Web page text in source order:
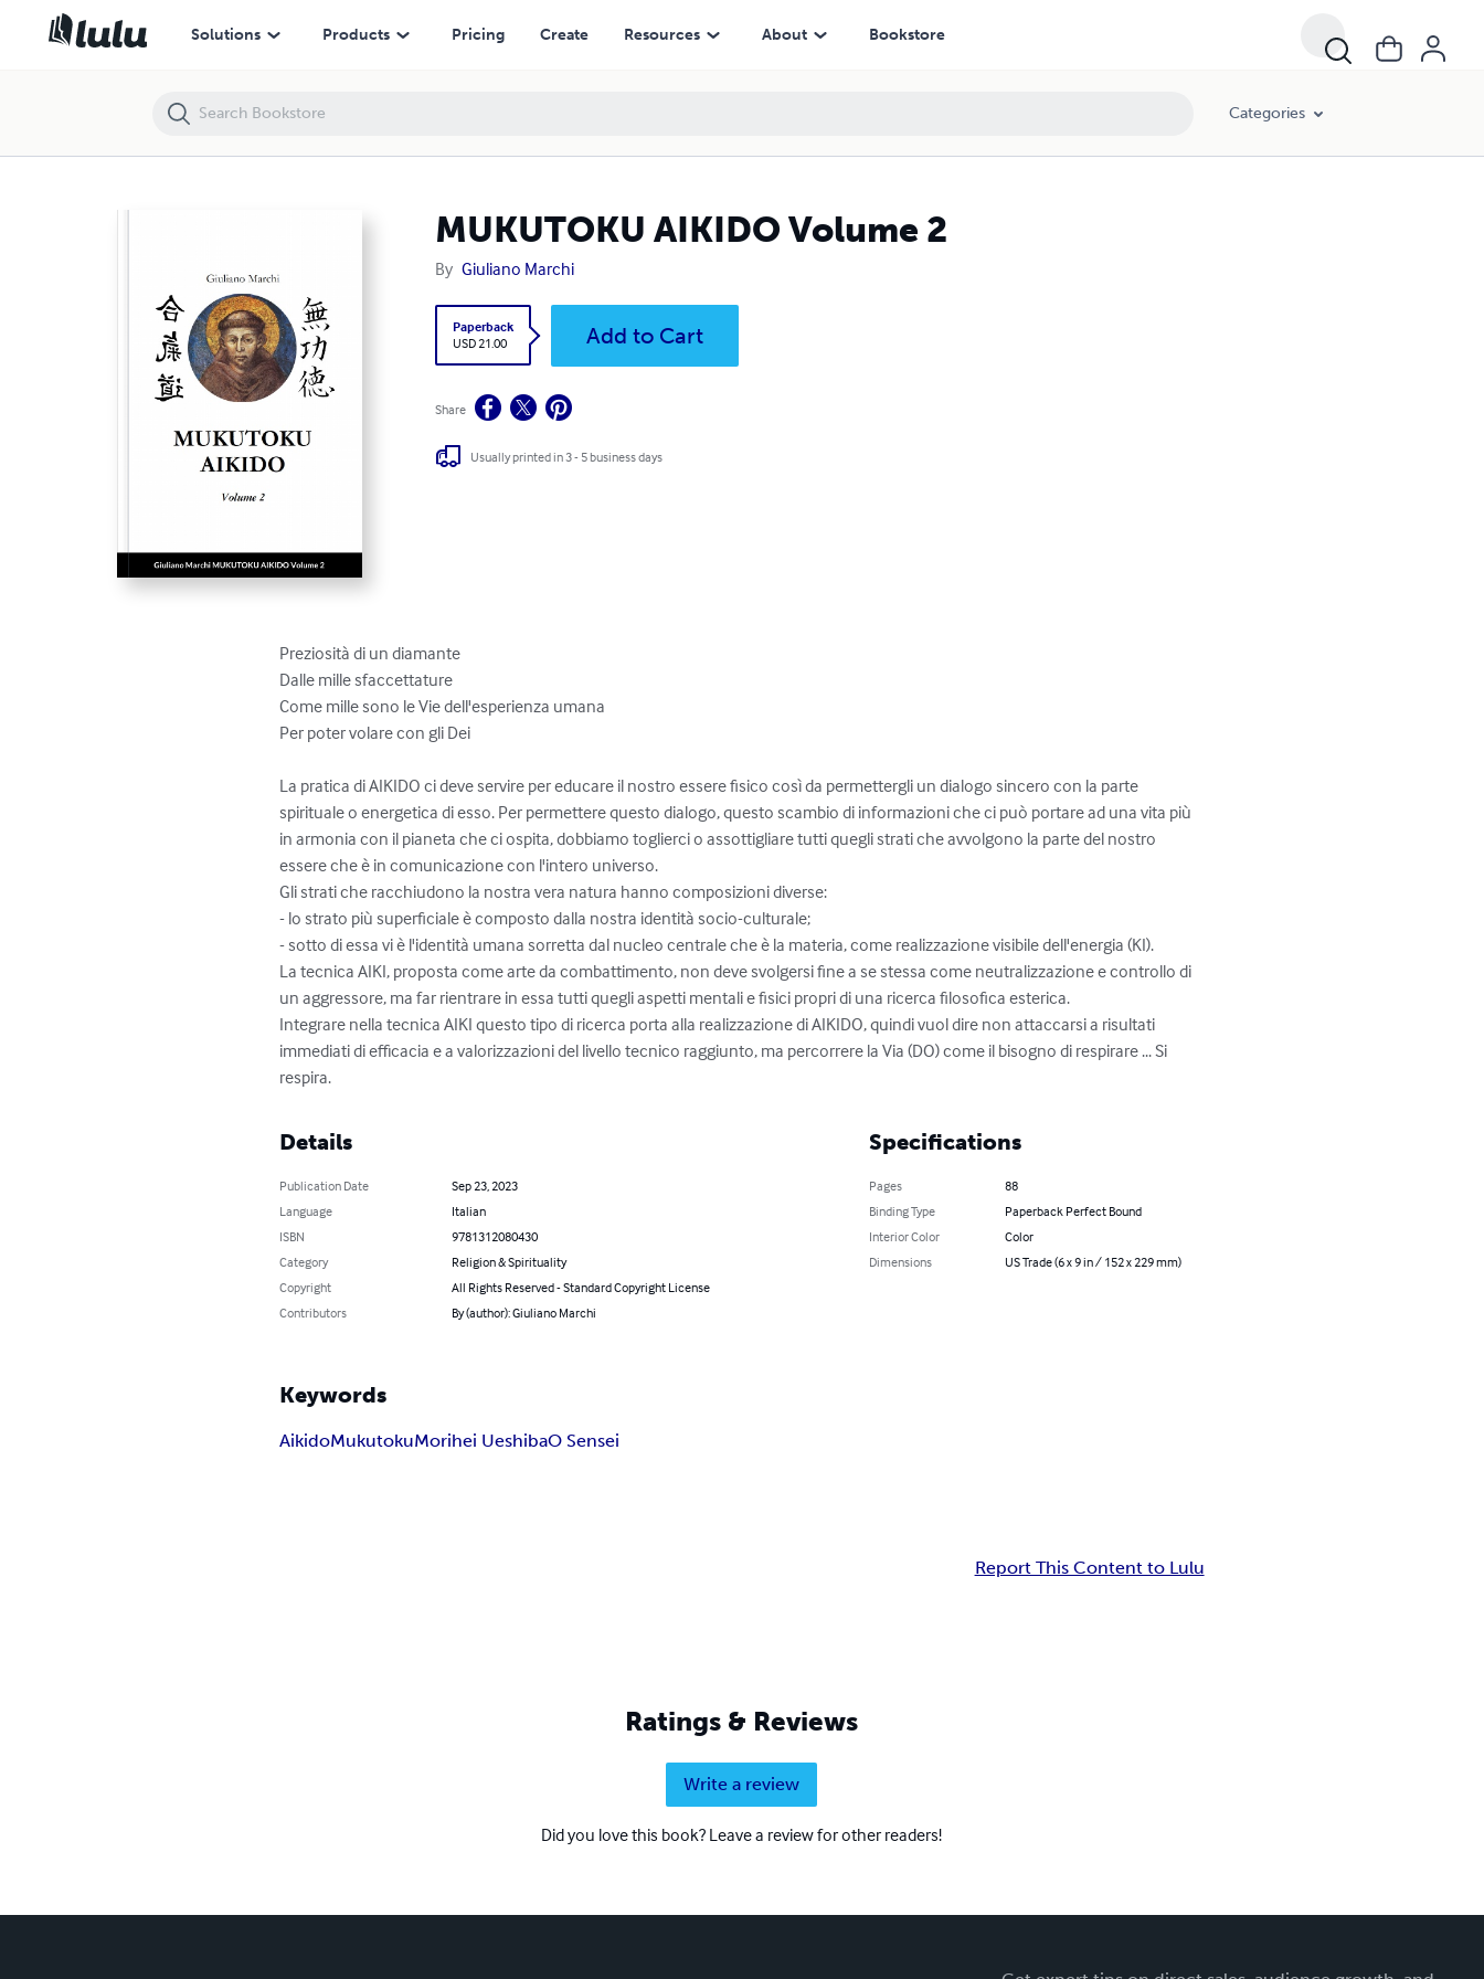
Solutions Products Pricing Create Resources About Bookstore
Categories
MUKUTOKU AIKIDO Volume 2
By Giuliano Marchi
Paperback
USD 21.00
Add to Cart
Share
Usually printed in 3 - 5 business days
Preziosità di un diamante
Dalle mille sfaccettature
Come mille sono le Vie dell'esperienza umana
Per poter volare con gli Dei
La pratica di AIKIDO ci deve servire per educare il nostro essere fisico così da permettergli un dialogo sincero con la parte
spirituale o energetica di esso. Per permettere questo dialogo, questo scambio di informazioni che ci può portare ad una vita più
in armonia con il pianeta che ci ospita, dobbiamo toglierci o assottigliare tutti quegli strati che avvolgono la parte del nostro
essere che è in comunicazione con l'intero universo.
Gli strati che racchiudono la nostra vera natura hanno composizioni diverse:
- lo strato più superficiale è composto dalla nostra identità socio-culturale;
- sotto di essa vi è l'identità umana sorretta dal nucleo centrale che è la materia, come realizzazione visibile dell'energia (KI).
La tecnica AIKI, proposta come arte da combattimento, non deve svolgersi fine a se stessa come neutralizzazione e controllo di
un aggressore, ma far rientrare in essa tutti quegli aspetti mentali e fisici propri di una ricerca filosofica esterica.
Integrare nella tecnica AIKI questo tipo di ricerca porta alla realizzazione di AIKIDO, quindi vuol dire non attaccarsi a risultati
immediati di efficacia e a valorizzazioni del livello tecnico raggiunto, ma percorrere la Via (DO) come il bisogno di respirare ... Si
respira.
Details
Publication Date
Sep 23, 2023
Language
Italian
ISBN
9781312080430
Category
Religion & Spirituality
Copyright
All Rights Reserved - Standard Copyright License
Contributors
By (author): Giuliano Marchi
Specifications
Pages
88
Binding Type
Paperback Perfect Bound
Interior Color
Color
Dimensions
US Trade (6 x 9 in / 152 x 229 mm)
Keywords
AikidoMukutokuMorihei UeshibaO Sensei
Report This Content to Lulu
Ratings & Reviews
Write a review
Did you love this book? Leave a review for other readers!
MUKUTOKU AIKIDO Volume 2